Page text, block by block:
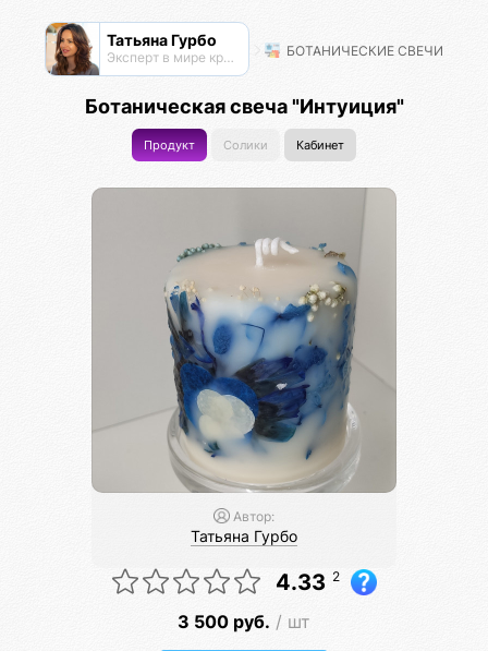
Татьяна Гурбо
Эксперт в мире красоты, проводник энергий, мастер энергопрактик БОТАНИЧЕСКИЕ СВЕЧИ
Ботаническая свеча "Интуиция"
Продукт Солики Кабинет
Автор:
Татьяна Гурбо
4.33 2
3 500 руб. / шт